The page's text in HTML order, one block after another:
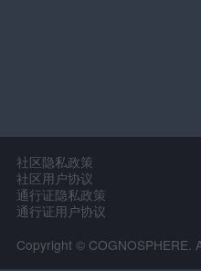
社区隐私政策
社区用户协议
通行证隐私政策
通行证用户协议
Copyright © COGNOSPHERE.